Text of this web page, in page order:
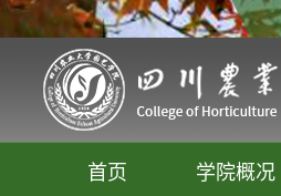
首页 学院概况